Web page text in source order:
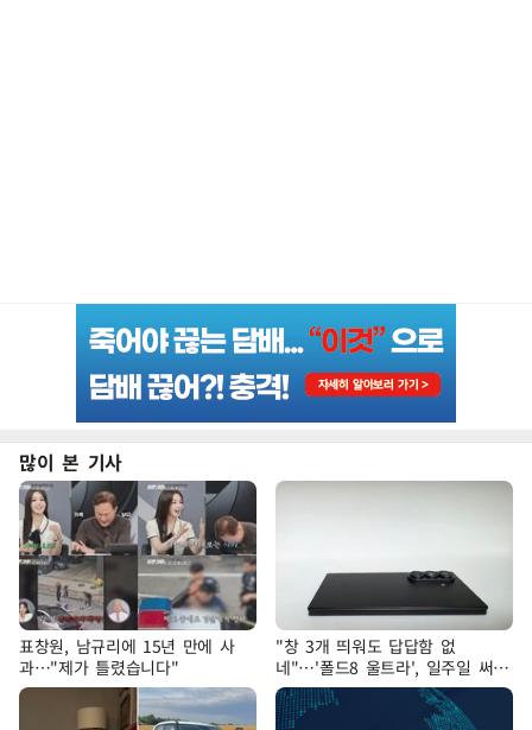
많이 본 기사
표창원, 남규리에 15년 만에 사
과…"제가 틀렸습니다"
"창 3개 띄워도 답답함 없
네"…'폴드8 울트라', 일주일 써보
니